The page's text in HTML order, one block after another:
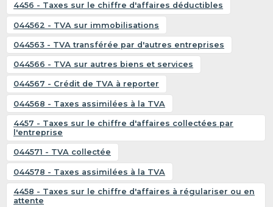
4456 - Taxes sur le chiffre d'affaires déductibles
044562 - TVA sur immobilisations
044563 - TVA transférée par d'autres entreprises
044566 - TVA sur autres biens et services
044567 - Crédit de TVA à reporter
044568 - Taxes assimilées à la TVA
4457 - Taxes sur le chiffre d'affaires collectées par
l'entreprise
044571 - TVA collectée
044578 - Taxes assimilées à la TVA
4458 - Taxes sur le chiffre d'affaires à régulariser ou en
attente